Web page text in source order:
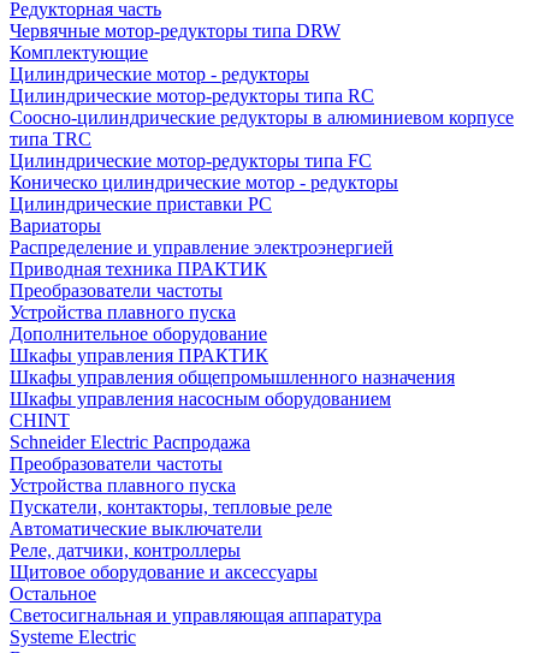
Редукторная часть
Червячные мотор-редукторы типа DRW
Комплектующие
Цилиндрические мотор - редукторы
Цилиндрические мотор-редукторы типа RC
Соосно-цилиндрические редукторы в алюминиевом корпусе
типа TRC
Цилиндрические мотор-редукторы типа FC
Коническо цилиндрические мотор - редукторы
Цилиндрические приставки PC
Вариаторы
Распределение и управление электроэнергией
Приводная техника ПРАКТИК
Преобразователи частоты
Устройства плавного пуска
Дополнительное оборудование
Шкафы управления ПРАКТИК
Шкафы управления общепромышленного назначения
Шкафы управления насосным оборудованием
CHINT
Schneider Electric Распродажа
Преобразователи частоты
Устройства плавного пуска
Пускатели, контакторы, тепловые реле
Автоматические выключатели
Реле, датчики, контроллеры
Щитовое оборудование и аксессуары
Остальное
Светосигнальная и управляющая аппаратура
Systeme Electric